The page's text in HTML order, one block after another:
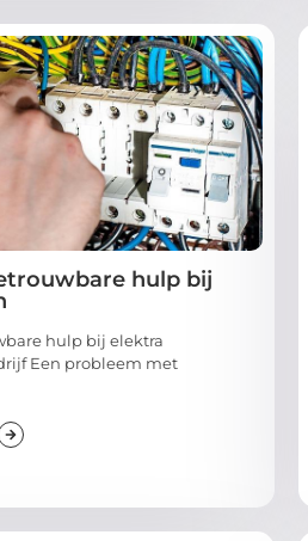
hulp bij
hulp bij elektra
Een probleem met